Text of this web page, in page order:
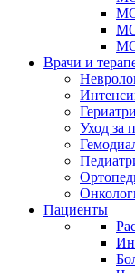
Врачи и
Уход за
Пациенты